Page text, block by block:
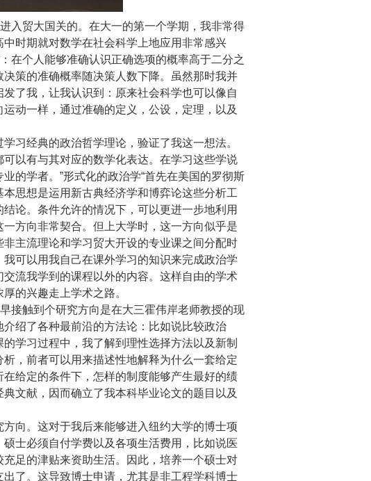
贸大国关的。在大一的第一个学期，我非常得
时期就对数学在社会科学上地应用非常感兴
在个人能够准确认识正确选项的概率高于二分之
策的准确概率随决策人数下降。虽然那时我并
了我，让我认识到：原来社会科学也可以像自
动一样，通过准确的定义，公设，定理，以及
经典的政治哲学理论，验证了我这一想法。
以有与其对应的数学化表达。在学习这些学说
的学者。”形式化的政治学“首先在美国的罗彻斯
思想是运用新古典经济学和博弈论这些分析工
论。条件允许的情况下，可以更进一步地利用
方向非常契合。但上大学时，这一方向似乎是
主流理论和学习贸大开设的专业课之间分配时
可以用我自己在课外学习的知识来完成政治学
流我学到的课程以外的内容。这样自由的学术
的兴趣走上学术之路。
触到个研究方向是在大三霍伟岸老师教授的现
绍了各种最前沿的方法论：比如说比较政治
学习过程中，我了解到理性选择方法以及新制
，前者可以用来描述性地解释为什么一套给定
给定的条件下，怎样的制度能够产生最好的绩
文献，因而确立了我本科毕业论文的题目以及
向。这对于我后来能够进入纽约大学的博士项
士必须自付学费以及各项生活费用，比如说医
足的津贴来资助生活。因此，培养一个硕士对
了。这导致博士申请，尤其是非工程学科博士